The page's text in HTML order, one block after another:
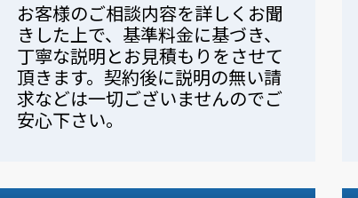
お客様のご相談内容を詳しくお聞
きした上で、基準料金に基づき、
丁寧な説明とお見積もりをさせて
頂きます。契約後に説明の無い請
求などは一切ございませんのでご
安心下さい。